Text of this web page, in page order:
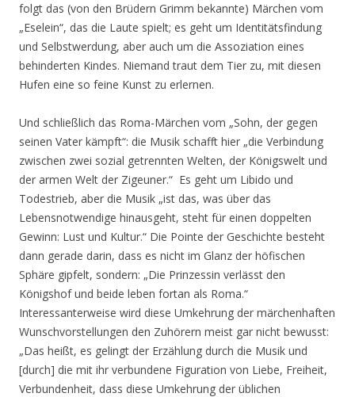
folgt das (von den Brüdern Grimm bekannte) Märchen vom
„Eselein“, das die Laute spielt; es geht um Identitätsfindung
und Selbstwerdung, aber auch um die Assoziation eines
behinderten Kindes. Niemand traut dem Tier zu, mit diesen
Hufen eine so feine Kunst zu erlernen.
Und schließlich das Roma-Märchen vom „Sohn, der gegen
seinen Vater kämpft“: die Musik schafft hier „die Verbindung
zwischen zwei sozial getrennten Welten, der Königswelt und
der armen Welt der Zigeuner.“ Es geht um Libido und
Todestrieb, aber die Musik „ist das, was über das
Lebensnotwendige hinausgeht, steht für einen doppelten
Gewinn: Lust und Kultur.“ Die Pointe der Geschichte besteht
dann gerade darin, dass es nicht im Glanz der höfischen
Sphäre gipfelt, sondern: „Die Prinzessin verlässt den
Königshof und beide leben fortan als Roma.“
Interessanterweise wird diese Umkehrung der märchenhaften
Wunschvorstellungen den Zuhörern meist gar nicht bewusst:
„Das heißt, es gelingt der Erzählung durch die Musik und
[durch] die mit ihr verbundene Figuration von Liebe, Freiheit,
Verbundenheit, dass diese Umkehrung der üblichen